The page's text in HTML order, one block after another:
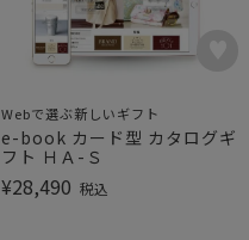
Webで選ぶ新しいギフト
e-book カード型 カタログギ
フト ＨＡ-Ｓ
¥28,490 税込